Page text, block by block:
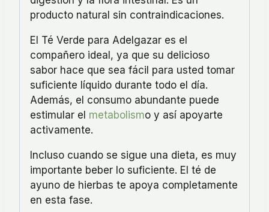
producto natural sin contraindicaciones.
El Té Verde para Adelgazar es el
compañero ideal, ya que su delicioso
sabor hace que sea fácil para usted tomar
suficiente líquido durante todo el día.
Además, el consumo abundante puede
estimular el metabolismo y así apoyarte
activamente.
Incluso cuando se sigue una dieta, es muy
importante beber lo suficiente. El té de
ayuno de hierbas te apoya completamente
en esta fase.